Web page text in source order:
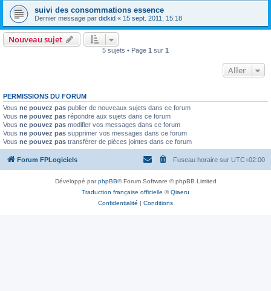
suivi des consommations essence
Dernier message par didkid « 15 sept. 2011, 15:18
Nouveau sujet
5 sujets • Page 1 sur 1
Aller
PERMISSIONS DU FORUM
Vous ne pouvez pas publier de nouveaux sujets dans ce forum
Vous ne pouvez pas répondre aux sujets dans ce forum
Vous ne pouvez pas modifier vos messages dans ce forum
Vous ne pouvez pas supprimer vos messages dans ce forum
Vous ne pouvez pas transférer de pièces jointes dans ce forum
Forum FPLogiciels Fuseau horaire sur UTC+02:00
Développé parphpBB® Forum Software © phpBB Limited
Traduction française officielle ©Qiaeru
Confidentialité | Conditions